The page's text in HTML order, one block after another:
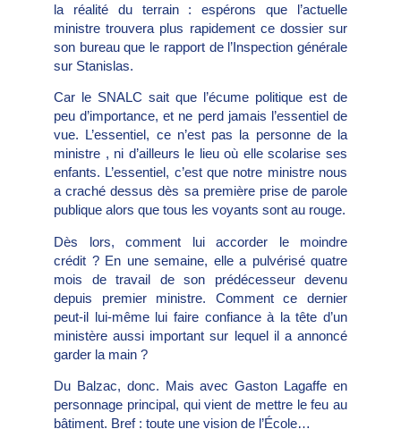
la réalité du terrain : espérons que l’actuelle
ministre trouvera plus rapidement ce dossier sur
son bureau que le rapport de l’Inspection générale
sur Stanislas.
Car le SNALC sait que l’écume politique est de
peu d’importance, et ne perd jamais l’essentiel de
vue. L’essentiel, ce n’est pas la personne de la
ministre , ni d’ailleurs le lieu où elle scolarise ses
enfants. L’essentiel, c’est que notre ministre nous
a craché dessus dès sa première prise de parole
publique alors que tous les voyants sont au rouge.
Dès lors, comment lui accorder le moindre
crédit ? En une semaine, elle a pulvérisé quatre
mois de travail de son prédécesseur devenu
depuis premier ministre. Comment ce dernier
peut-il lui-même lui faire confiance à la tête d’un
ministère aussi important sur lequel il a annoncé
garder la main ?
Du Balzac, donc. Mais avec Gaston Lagaffe en
personnage principal, qui vient de mettre le feu au
bâtiment. Bref : toute une vision de l’École…